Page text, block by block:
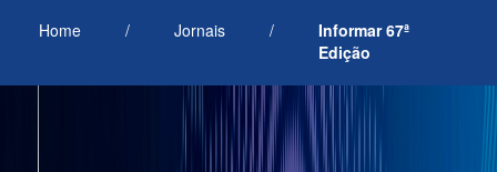
Home / Jornais /
Informar 67ª
Edição